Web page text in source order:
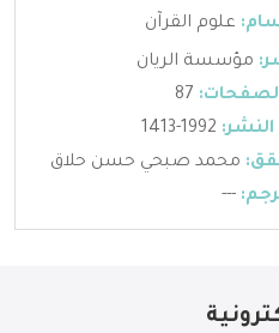
علوم القرآن
مؤسسة الريان
محمد صبحي حسن حلاق
---